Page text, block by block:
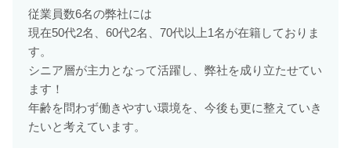
従業員数6名の弊社には
現在50代2名、60代2名、70代以上1名が在籍しておりま
す。
シニア層が主力となって活躍し、弊社を成り立たせてい
ます！
年齢を問わず働きやすい環境を、今後も更に整えていき
たいと考えています。